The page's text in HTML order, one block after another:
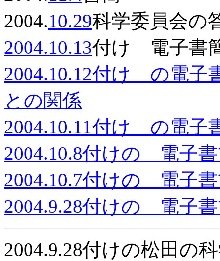
2004.10.29科学委員会の
2004.10.13付け 電子書
2004.10.12付け の電子
との関係
2004.10.11付け の電子
2004.10.8付けの 電子
2004.10.7付けの 電子
2004.9.28付けの 電子書
2004.9.28付けの松田の